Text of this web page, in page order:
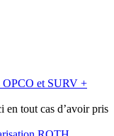
OPCO et SURV +
en tout cas d’avoir pris